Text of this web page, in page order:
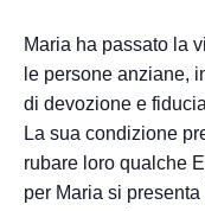
Maria ha passato la
le persone anziane,
di devozione e
La sua condizione
rubare loro qualche
per Maria si